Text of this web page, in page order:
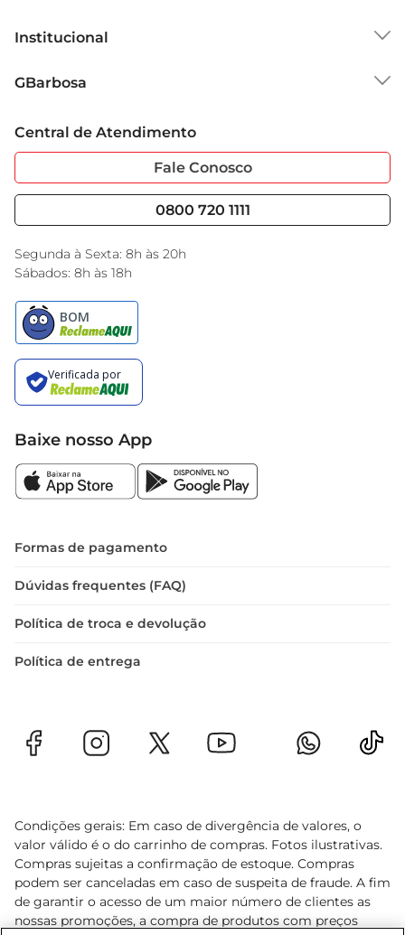
Institucional
Grupo Cencosud
Sobre Privacidade
Portal do Fornecedo
Nossas Lojas
GBarbosa
Garantia Estendida
Serviços
Black Friday
Encarte do Dia
Central de Atendimento
Fale Conosco
0800 720 1111
Segunda à Sexta: 8h às 20h
Sábados: 8h às 18h
Baixe nosso App
Formas de pagamento
Dúvidas frequentes (FAQ)
Política de troca e devolução
Política de entrega
Condições gerais: Em caso de divergência de valores, o
valor válido é o do carrinho de compras. Fotos ilustrativas.
Compras sujeitas a confirmação de estoque. Compras
podem ser canceladas em caso de suspeita de fraude. A fim
de garantir o acesso de um maior número de clientes as
nossas promoções, a compra de produtos com preços